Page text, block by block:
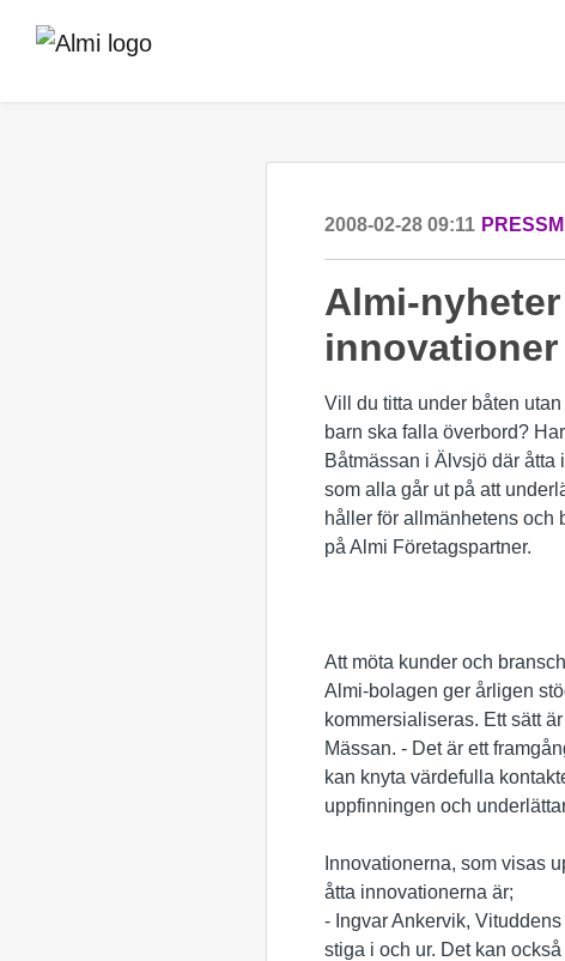
2008-02-28 09:11
Almi-
Vill du titta under båten
barn ska falla överbord?
Båtmässan i Älvsjö där
som alla går ut på att
håller för allmänhetens och
på Almi Företagspartner.
Att möta kunder och
Almi-bolagen ger årligen
kommersialiseras. Ett sätt
Mässan. - Det är ett
kan knyta värdefulla
uppfinningen och
Innovationerna, som visas
åtta innovationerna är;
- Ingvar Ankervik,
stiga i och ur. Det kan